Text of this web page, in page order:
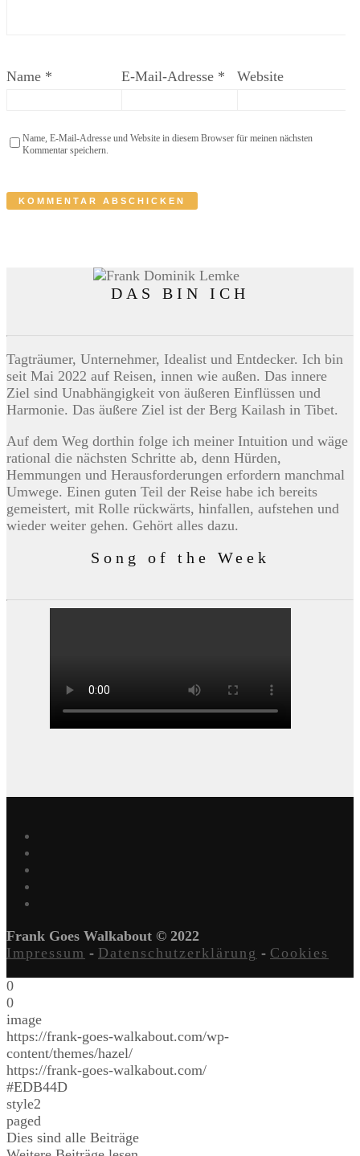
Name * E-Mail-Adresse * Website
Name, E-Mail-Adresse und Website in diesem Browser für meinen nächsten
Kommentar speichern.
DAS BIN ICH
Tagträumer, Unternehmer, Idealist und Entdecker. Ich bin
seit Mai 2022 auf Reisen, innen wie außen. Das innere
Ziel sind Unabhängigkeit von äußeren Einflüssen und
Harmonie. Das äußere Ziel ist der Berg Kailash in Tibet.
Auf dem Weg dorthin folge ich meiner Intuition und wäge
rational die nächsten Schritte ab, denn Hürden,
Hemmungen und Herausforderungen erfordern manchmal
Umwege. Einen guten Teil der Reise habe ich bereits
gemeistert, mit Rolle rückwärts, hinfallen, aufstehen und
wieder weiter gehen. Gehört alles dazu.
Song of the Week
Frank Goes Walkabout © 2022
Impressum - Datenschutzerklärung - Cookies
0
0
image
https://frank-goes-walkabout.com/wp-
content/themes/hazel/
https://frank-goes-walkabout.com/
#EDB44D
style2
paged
Dies sind alle Beiträge